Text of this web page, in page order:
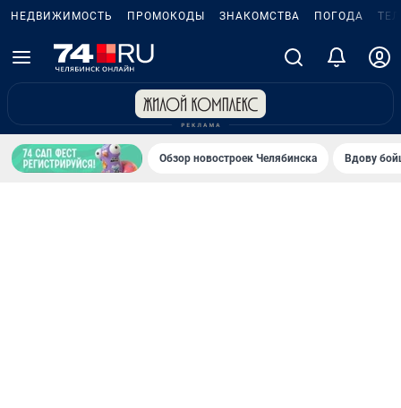
НЕДВИЖИМОСТЬ ПРОМОКОДЫ ЗНАКОМСТВА ПОГОДА
Обзор новостроек Челябинска Вдову